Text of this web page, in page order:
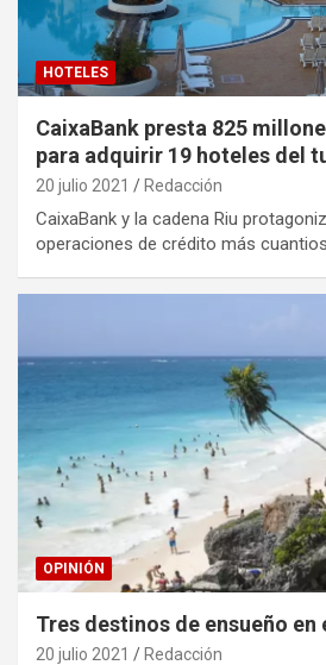
HOTELES
CaixaBank presta 825
para adquirir 19 hoteles del
20 julio 2021 Redacción
CaixaBank y la cadena Riu
operaciones de crédito más
OPINIÓN
Tres destinos de ensueño en
20 julio 2021 Redacción